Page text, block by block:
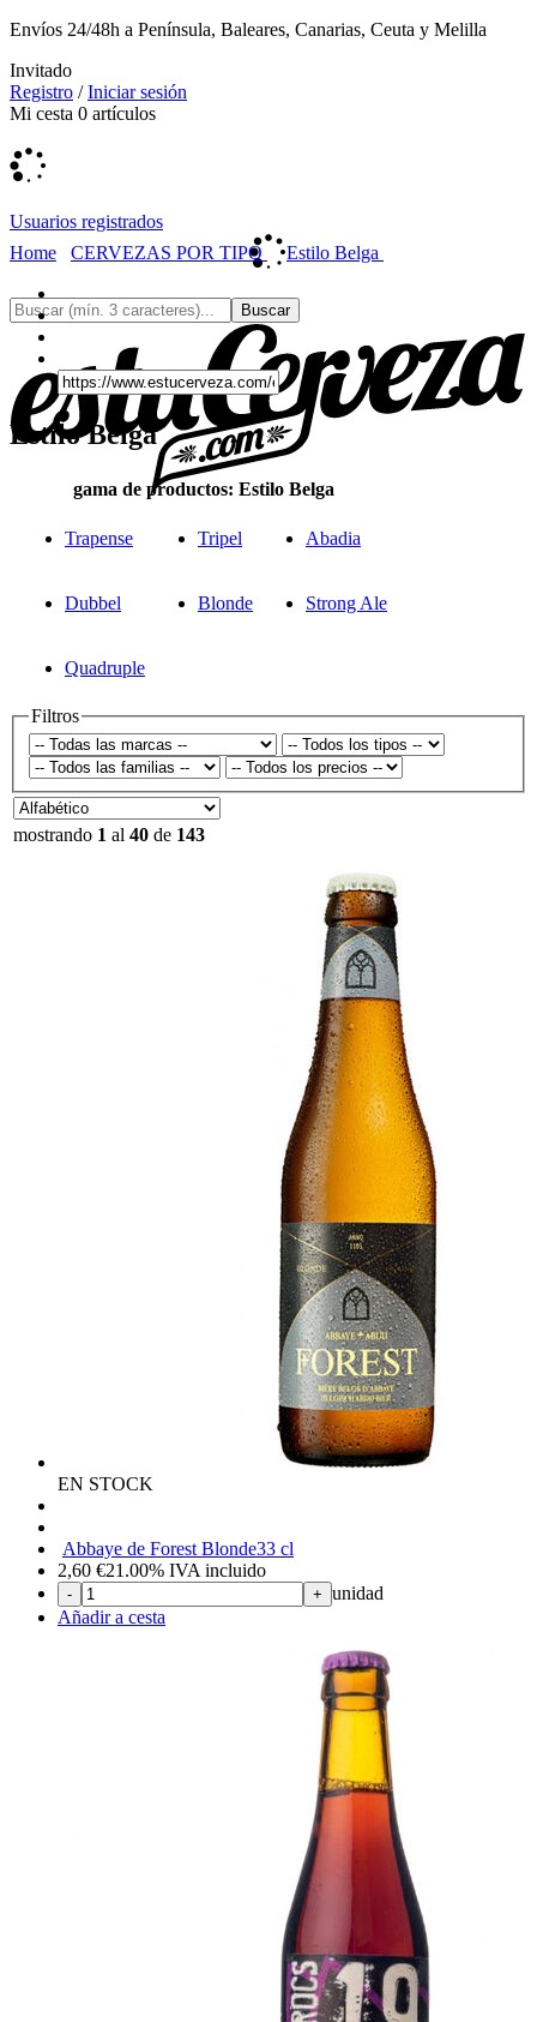
Envíos 24/48h a Península, Baleares, Canarias, Ceuta y Melilla
Invitado
Registro /Iniciar sesión
Mi cesta 0 artículos
Usuarios registrados
Home
CERVEZAS POR TIPO Estilo Belga
Estilo Belga
gama de productos: Estilo Belga
Trapense Tripel Abadia
Dubbel Blonde Strong Ale
Quadruple
Filtros
mostrando 1 al 40 de 143
EN STOCK
Abbaye de Forest Blonde33 cl
2,60 €21.00% IVA incluido
- + unidad
Añadir a cesta